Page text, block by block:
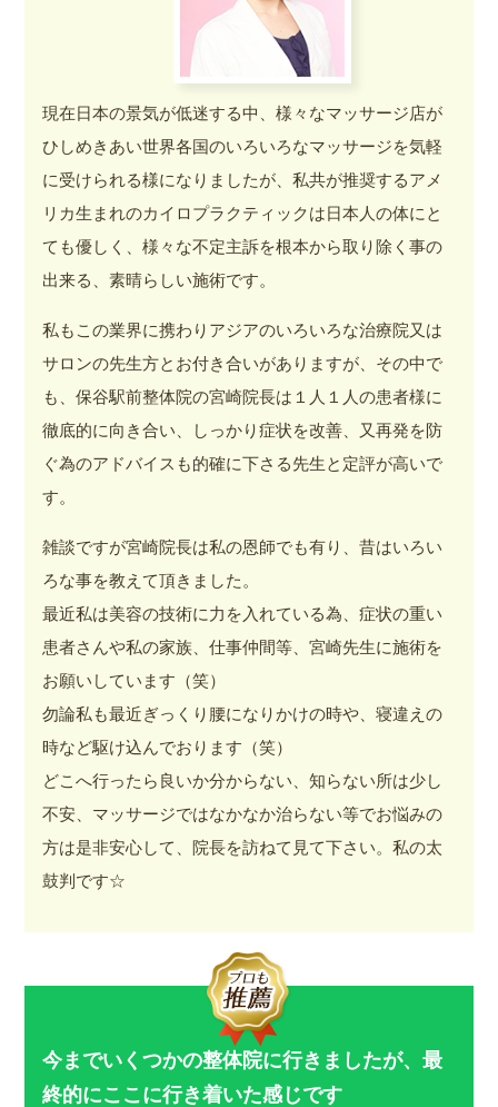
現在日本の景気が低迷する中、様々なマッサージ店が
ひしめきあい世界各国のいろいろなマッサージを気軽
に受けられる様になりましたが、私共が推奨するアメ
リカ生まれのカイロプラクティックは日本人の体にと
ても優しく、様々な不定主訴を根本から取り除く事の
出来る、素晴らしい施術です。
私もこの業界に携わりアジアのいろいろな治療院又は
サロンの先生方とお付き合いがありますが、その中で
も、保谷駅前整体院の宮崎院長は１人１人の患者様に
徹底的に向き合い、しっかり症状を改善、又再発を防
ぐ為のアドバイスも的確に下さる先生と定評が高いで
す。
雑談ですが宮崎院長は私の恩師でも有り、昔はいろい
ろな事を教えて頂きました。
最近私は美容の技術に力を入れている為、症状の重い
患者さんや私の家族、仕事仲間等、宮崎先生に施術を
お願いしています（笑）
勿論私も最近ぎっくり腰になりかけの時や、寝違えの
時など駆け込んでおります（笑）
どこへ行ったら良いか分からない、知らない所は少し
不安、マッサージではなかなか治らない等でお悩みの
方は是非安心して、院長を訪ねて見て下さい。私の太
鼓判です☆
今までいくつかの整体院に行きましたが、最
終的にここに行き着いた感じです